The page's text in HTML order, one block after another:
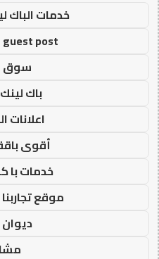
خدمات الباك
guest post مقال ضيف
سوق
باك لينك
اعلانات
أقوى
خدمات با
موقع